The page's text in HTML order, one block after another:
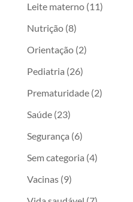
Leite materno(11)
Nutrição(8)
Orientação(2)
Pediatria (26)
Prematuridade(2)
Saúde(23)
Segurança (6)
Sem categoria (4)
Vacinas(9)